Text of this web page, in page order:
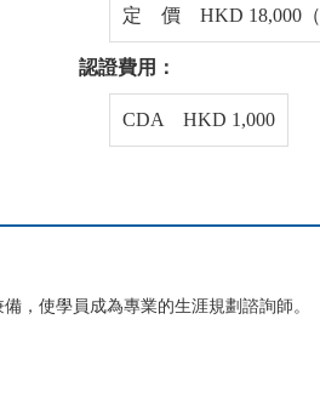
定 價 HKD 18,000（
認證費用：
CDA HKD 1,000
，使學員成為專業的生涯規劃諮詢師。